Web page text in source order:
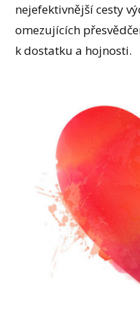
nejefektivnější cesty
omezujících
k dostatku a hojnosti.